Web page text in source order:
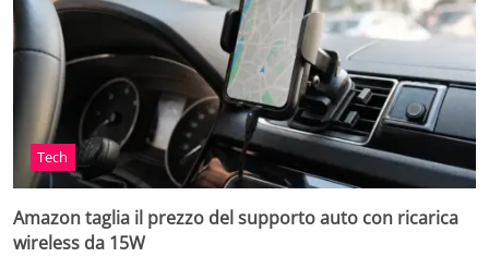
Tech
Amazon taglia il prezzo del supporto auto con ricarica
wireless da 15W